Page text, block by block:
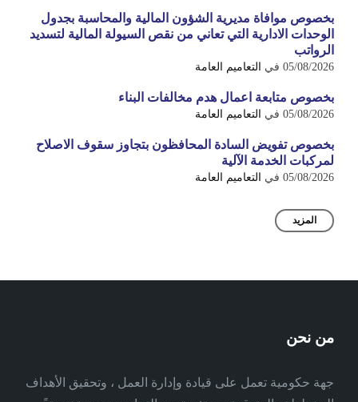
بخصوص موافاة مديرية الشؤون المالية والمحاسبة بجدول
الوحدات الادارية التي تعاني من نقص السيولة المالية لتسديد
الرواتب
05/08/2026 في التعاميم العامة
بخصوص متابعة اعمال هدم مخالفات البناء
05/08/2026 في التعاميم العامة
بخصوص تفويض السادة المحافظون بتجاوز سقوف الاصلاح
لمركبات الخدمة الآلية
05/08/2026 في التعاميم العامة
المزيد
من نحن
جهة حكومية تعمل على قيادة وإدارة العمل ، وتحقيق الأهداف